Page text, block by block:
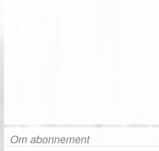
Om abonnement